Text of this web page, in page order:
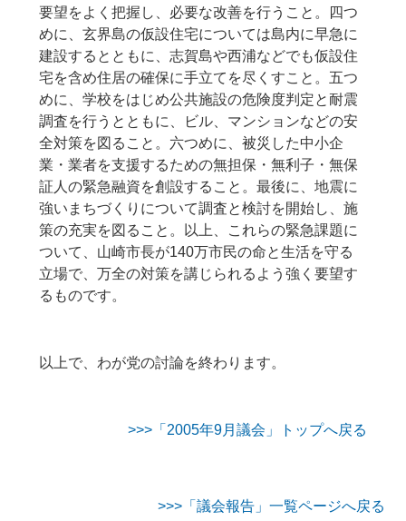
要望をよく把握し、必要な改善を行うこと。四つ
めに、玄界島の仮設住宅については島内に早急に
建設するとともに、志賀島や西浦などでも仮設住
宅を含め住居の確保に手立てを尽くすこと。五つ
めに、学校をはじめ公共施設の危険度判定と耐震
調査を行うとともに、ビル、マンションなどの安
全対策を図ること。六つめに、被災した中小企
業・業者を支援するための無担保・無利子・無保
証人の緊急融資を創設すること。最後に、地震に
強いまちづくりについて調査と検討を開始し、施
策の充実を図ること。以上、これらの緊急課題に
ついて、山崎市長が140万市民の命と生活を守る
立場で、万全の対策を講じられるよう強く要望す
るものです。
以上で、わが党の討論を終わります。
>>>「2005年9月議会」トップへ戻る
>>>「議会報告」一覧ページへ戻る